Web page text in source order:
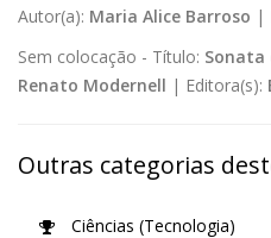
Autor(a): Maria Alice Barroso |
Sem colocação - Título: Sonata
Renato Modernell | Editora(s):
Outras categorias
Ciências (Tecnologia)